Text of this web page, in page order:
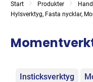
Start Produkter
Hylsverktyg, Fasta nycklar,
Kategorier
Insticksverktyg